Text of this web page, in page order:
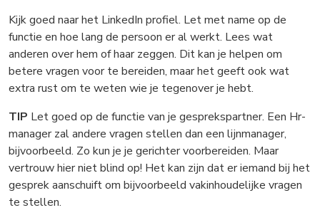
Kijk goed naar het LinkedIn profiel. Let met name op de
functie en hoe lang de persoon er al werkt. Lees wat
anderen over hem of haar zeggen. Dit kan je helpen om
betere vragen voor te bereiden, maar het geeft ook wat
extra rust om te weten wie je tegenover je hebt.
TIP Let goed op de functie van je gesprekspartner. Een Hr-
manager zal andere vragen stellen dan een lijnmanager,
bijvoorbeeld. Zo kun je je gerichter voorbereiden. Maar
vertrouw hier niet blind op! Het kan zijn dat er iemand bij het
gesprek aanschuift om bijvoorbeeld vakinhoudelijke vragen
te stellen.